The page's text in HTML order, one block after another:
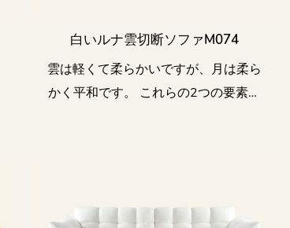
白いルナ雲切断ソファm074
雲は軽くて柔らかいですが、月は柔ら
かく平和です。 これらの2つの要素を